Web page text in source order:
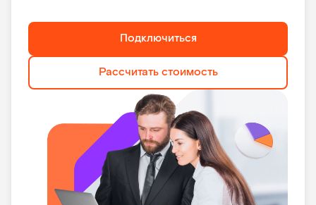
Подключиться
Рассчитать стоимость